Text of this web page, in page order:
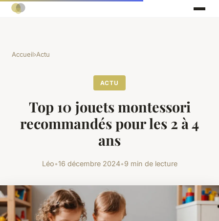
Accueil›Actu
ACTU
Top 10 jouets montessori
recommandés pour les 2 à 4
ans
Léo•16 décembre 2024•9 min de lecture